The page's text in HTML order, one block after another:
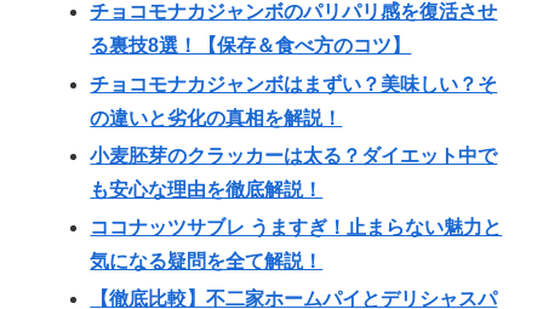
チョコモナカジャンボのパリパリ感を復活させ
る裏技8選！【保存＆食べ方のコツ】
チョコモナカジャンボはまずい？美味しい？そ
の違いと劣化の真相を解説！
小麦胚芽のクラッカーは太る？ダイエット中で
も安心な理由を徹底解説！
ココナッツサブレ うますぎ！止まらない魅力と
気になる疑問を全て解説！
【徹底比較】不二家ホームパイとデリシャスパ